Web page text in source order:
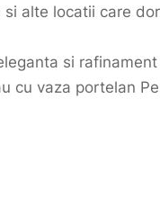
alte locatii care
si
cu vaza portelan